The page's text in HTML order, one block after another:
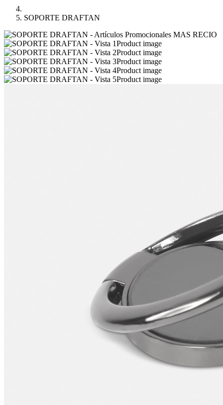
SOPORTE DRAFTAN
Product image
Product image
Product image
Product image
Product image